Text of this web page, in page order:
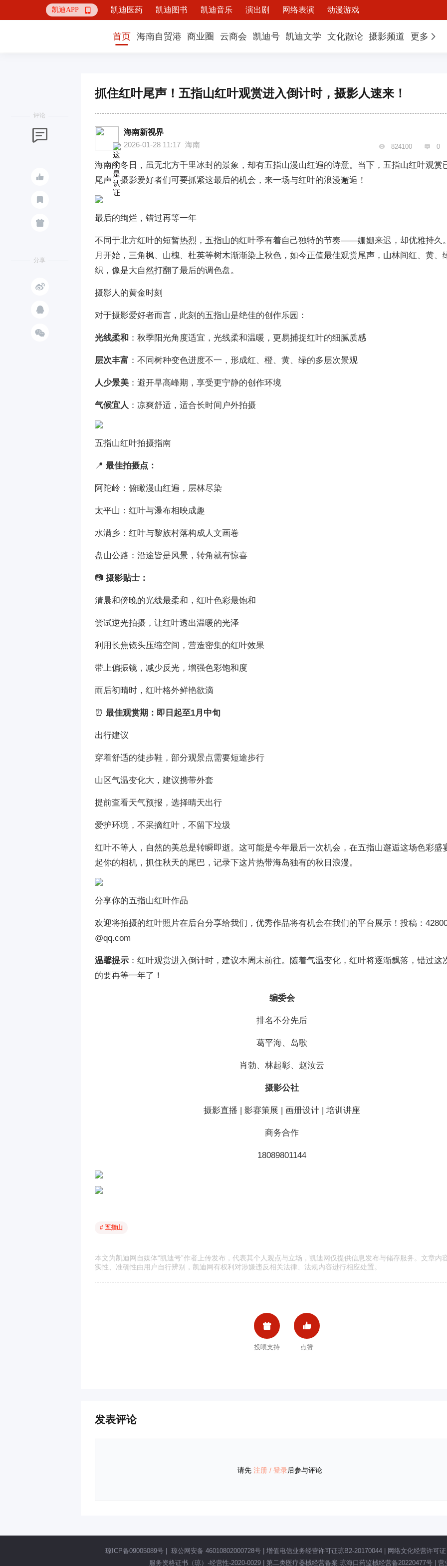
凯迪APP  凯迪医药 凯迪图书 凯迪音乐 演出剧 网络表演 动漫游戏
首页 海南自贸港 商业圈 云商会 凯迪号 凯迪文学 文化散论 摄影频道 更多
评论



分享



抓住红叶尾声！五指山红叶观赏进入倒计时，摄影人速来！
海南新视界
2026-01-28 11:17 海南  824100  0
海南的冬日，虽无北方千里冰封的景象，却有五指山漫山红遍的诗意。当下，五指山红叶观赏
尾声，摄影爱好者们可要抓紧这最后的机会，来一场与红叶的浪漫邂逅！
最后的绚烂，错过再等一年
不同于北方红叶的短暂热烈，五指山的红叶季有着自己独特的节奏——姗姗来迟，却优雅持久
月开始，三角枫、山槐、杜英等树木渐渐染上秋色，如今正值最佳观赏尾声，山林间红、黄、
织，像是大自然打翻了最后的调色盘。
摄影人的黄金时刻
对于摄影爱好者而言，此刻的五指山是绝佳的创作乐园：
光线柔和 ：秋季阳光角度适宜，光线柔和温暖，更易捕捉红叶的细腻质感
层次丰富 ：不同树种变色进度不一，形成红、橙、黄、绿的多层次景观
人少景美 ：避开早高峰期，享受更宁静的创作环境
气候宜人 ：凉爽舒适，适合长时间户外拍摄
五指山红叶拍摄指南
📍 最佳拍摄点：
阿陀岭：俯瞰漫山红遍，层林尽染
太平山：红叶与瀑布相映成趣
水满乡：红叶与黎族村落构成人文画卷
盘山公路：沿途皆是风景，转角就有惊喜
📷 摄影贴士：
清晨和傍晚的光线最柔和，红叶色彩最饱和
尝试逆光拍摄，让红叶透出温暖的光泽
利用长焦镜头压缩空间，营造密集的红叶效果
带上偏振镜，减少反光，增强色彩饱和度
雨后初晴时，红叶格外鲜艳欲滴
⏰ 最佳观赏期：即日起至1月中旬
出行建议
穿着舒适的徒步鞋，部分观景点需要短途步行
山区气温变化大，建议携带外套
提前查看天气预报，选择晴天出行
爱护环境，不采摘红叶，不留下垃圾
红叶不等人，自然的美总是转瞬即逝。这可能是今年最后一次机会，在五指山邂逅这场色彩盛
起你的相机，抓住秋天的尾巴，记录下这片热带海岛独有的秋日浪漫。
分享你的五指山红叶作品
欢迎将拍摄的红叶照片在后台分享给我们，优秀作品将有机会在我们的平台展示！投稿：
@qq.com
温馨提示 ：红叶观赏进入倒计时，建议本周末前往。随着气温变化，红叶将逐渐飘落，错过这
的要再等一年了！
编委会
排名不分先后
葛平海、岛歌
肖勃、林起彰、赵汝云
摄影公社
摄影直播 | 影赛策展 | 画册设计 | 培训讲座
商务合作
18089801144
# 五指山
本文为凯迪网自媒体“凯迪号”作者上传发布，代表其个人观点与立场，凯迪网仅提供信息发布与储存服务。文章内
实性、准确性由用户自行辨别，凯迪网有权利对涉嫌违反相关法律、法规内容进行相应处置。

投喂支持

点赞
发表评论
请先 注册 / 登录后参与评论
琼ICP备09005089号 琼公网安备 46010802000728号 增值电信业务经营许可证琼B2-20170044
网络文化经营许可
服务资格证书（琼）-经营性-2020-0029
第二类医疗器械经营备案 琼海口药监械经营备20220477号 营